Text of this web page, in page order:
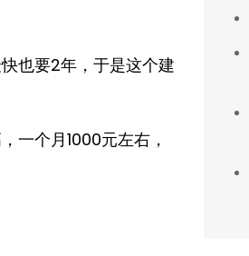
也要2年，于是这个建
一个月1000元左右，